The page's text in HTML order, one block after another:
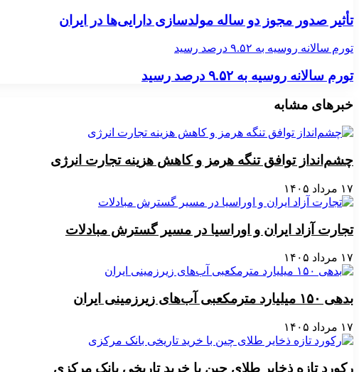
تأثیر صدور مجوز دو ساله مولدسازی دارایی‌ها در ایران
تورم سالانه روسیه به ۹.۵۲ درصد رسید
تورم سالانه روسیه به ۹.۵۲ درصد رسید
خبرهای مشابه
چشم‌انداز توافق تنگه هرمز و کاهش هزینه تجارت انرژی
۱۷ مرداد ۱۴۰۵
تجارت آزاد ایران و اوراسیا در مسیر گسترش مبادلات
۱۷ مرداد ۱۴۰۵
بدهی ۱۵۰ میلیارد مترمکعبی آب‌های زیرزمینی ایران
۱۷ مرداد ۱۴۰۵
رکورد تازه ذخایر طلای چین با خرید تاریخی بانک مرکزی